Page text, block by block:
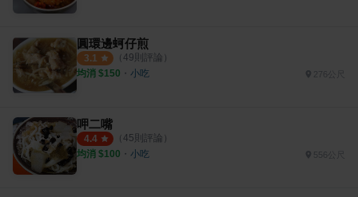
圓環邊蚵仔煎
3.1 （ 49則評論）
均消 $150 ・ 小吃
呷二嘴
4.4 （ 45則評論）
均消 $100 ・ 小吃 556公尺